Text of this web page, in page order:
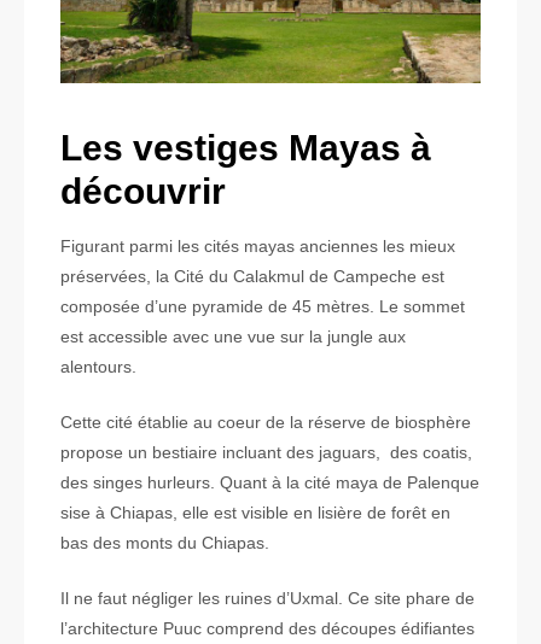
Les vestiges Mayas à
découvrir
Figurant parmi les cités mayas anciennes les mieux
préservées, la Cité du Calakmul de Campeche est
composée d’une pyramide de 45 mètres. Le sommet
est accessible avec une vue sur la jungle aux
alentours.
Cette cité établie au coeur de la réserve de biosphère
propose un bestiaire incluant des jaguars, des coatis,
des singes hurleurs. Quant à la cité maya de Palenque
sise à Chiapas, elle est visible en lisière de forêt en
bas des monts du Chiapas.
Il ne faut négliger les ruines d’Uxmal. Ce site phare de
l’architecture Puuc comprend des découpes édifiantes